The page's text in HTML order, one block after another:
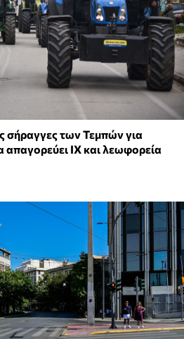
σήραγγες των Τεμπών για
ΙΧ και λεωφορεία